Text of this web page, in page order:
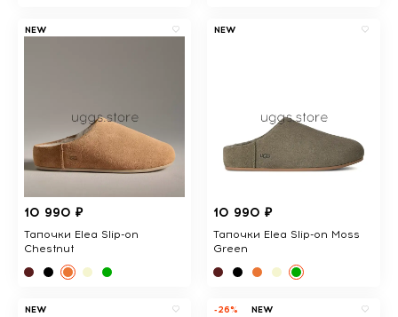
NEW
10 990 ₽
Тапочки Elea Slip-on
Chestnut
NEW
10 990 ₽
Тапочки Elea Slip-on Moss
Green
NEW -26% NEW